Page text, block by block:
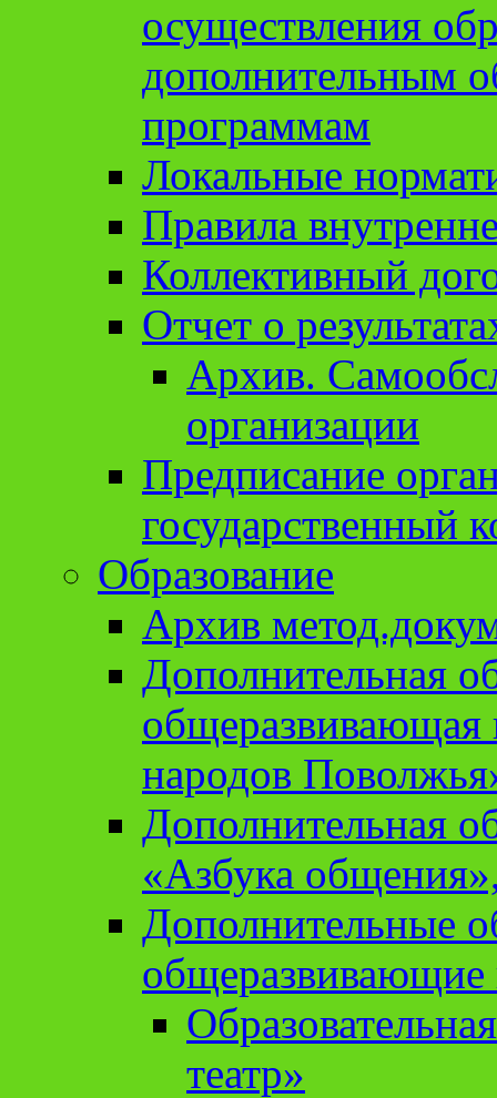
осуществления
дополнительным
программам
Локальные
Правила
Коллективный
Отчет о
Архив.
организации
Предписание
государственный
Образование
Архив
Дополнительная
народов
Дополнительная
«Азбука
Дополнительные
театр»